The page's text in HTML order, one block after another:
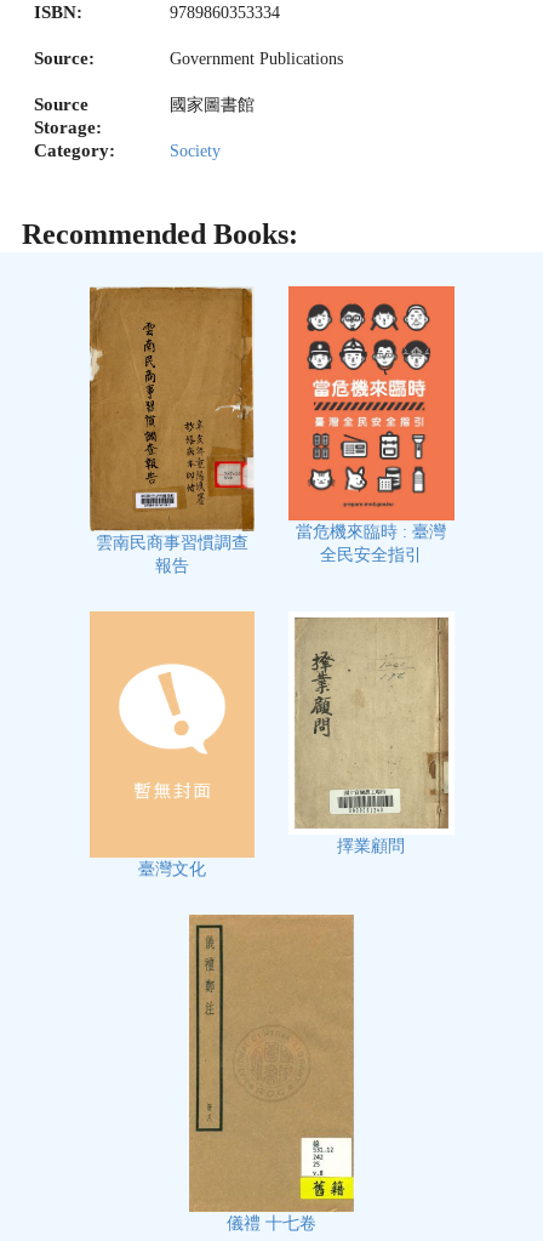
ISBN: 9789860353334
Source: Government Publications
Source
Storage:
國家圖書館
Category: Society
Recommended Books:
雲南民商事習慣調查
報告
當危機來臨時 : 臺灣
全民安全指引
臺灣文化
擇業顧問
儀禮 十七卷